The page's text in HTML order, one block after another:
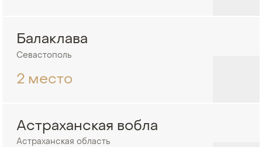
Балаклава
Севастополь
2 место
Астраханская вобла
Астраханская область